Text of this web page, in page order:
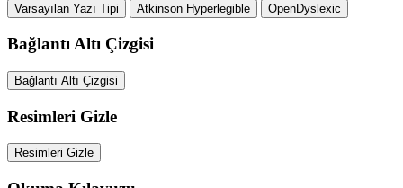
Varsayılan Yazı Tipi Atkinson Hyperlegible OpenDyslexic
Bağlantı Altı Çizgisi
Bağlantı Altı Çizgisi
Resimleri Gizle
Resimleri Gizle